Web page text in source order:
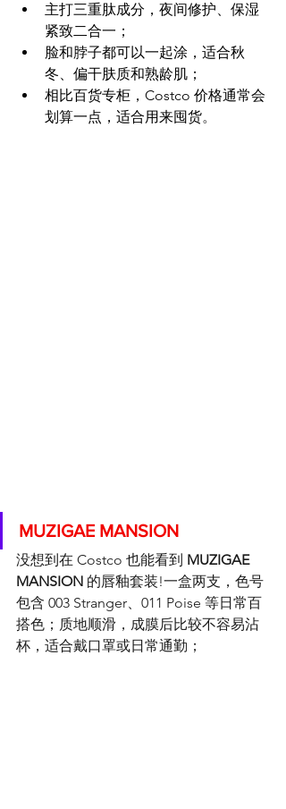
主打三重肽成分，夜间修护、保湿
紧致二合一；
脸和脖子都可以一起涂，适合秋
冬、偏干肤质和熟龄肌；
相比百货专柜，Costco 价格通常会
划算一点，适合用来囤货。
MUZIGAE MANSION
没想到在 Costco 也能看到 MUZIGAE
MANSION 的唇釉套装!一盒两支，色号
包含 003 Stranger、011 Poise 等日常百
搭色；质地顺滑，成膜后比较不容易沾
杯，适合戴口罩或日常通勤；